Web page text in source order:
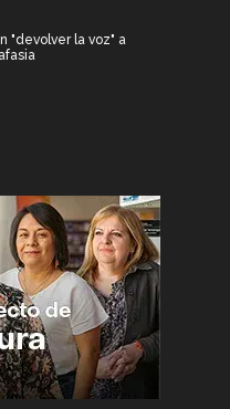
"devolver la voz" a